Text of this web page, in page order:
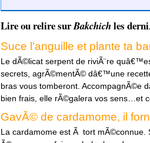
Lire ou relire surBakchichles
Suce l’anguille et plante ta
Le dÃ©licat serpent de riviÃ¨re
secrets, agrÃ©mentÃ© dâ€™une
bras vous tomberont. AccompagnÃ©e
bien frais, elle rÃ©galera vos sens…et
GavÃ© de cardamome, il
La cardamome est Ã tort